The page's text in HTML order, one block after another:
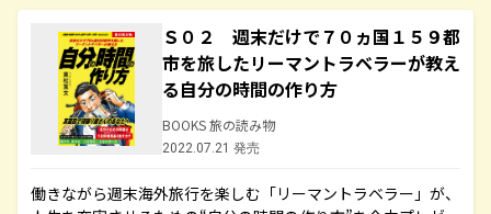
Ｓ０２ 週末だけで７０ヵ国１５９都
市を旅したリーマントラベラーが教え
る自分の時間の作り方
BOOKS 旅の読み物
2022.07.21 発売
働きながら週末海外旅行を楽しむ「リーマントラベラー」が、